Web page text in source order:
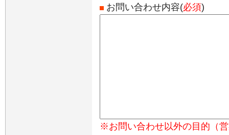
お問い合わせ内容(必須)
※お問い合わせ以外の目的（